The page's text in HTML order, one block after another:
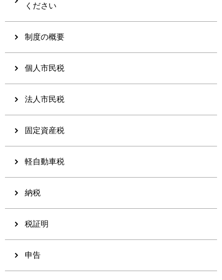
ください
制度の概要
個人市民税
法人市民税
固定資産税
軽自動車税
納税
税証明
申告